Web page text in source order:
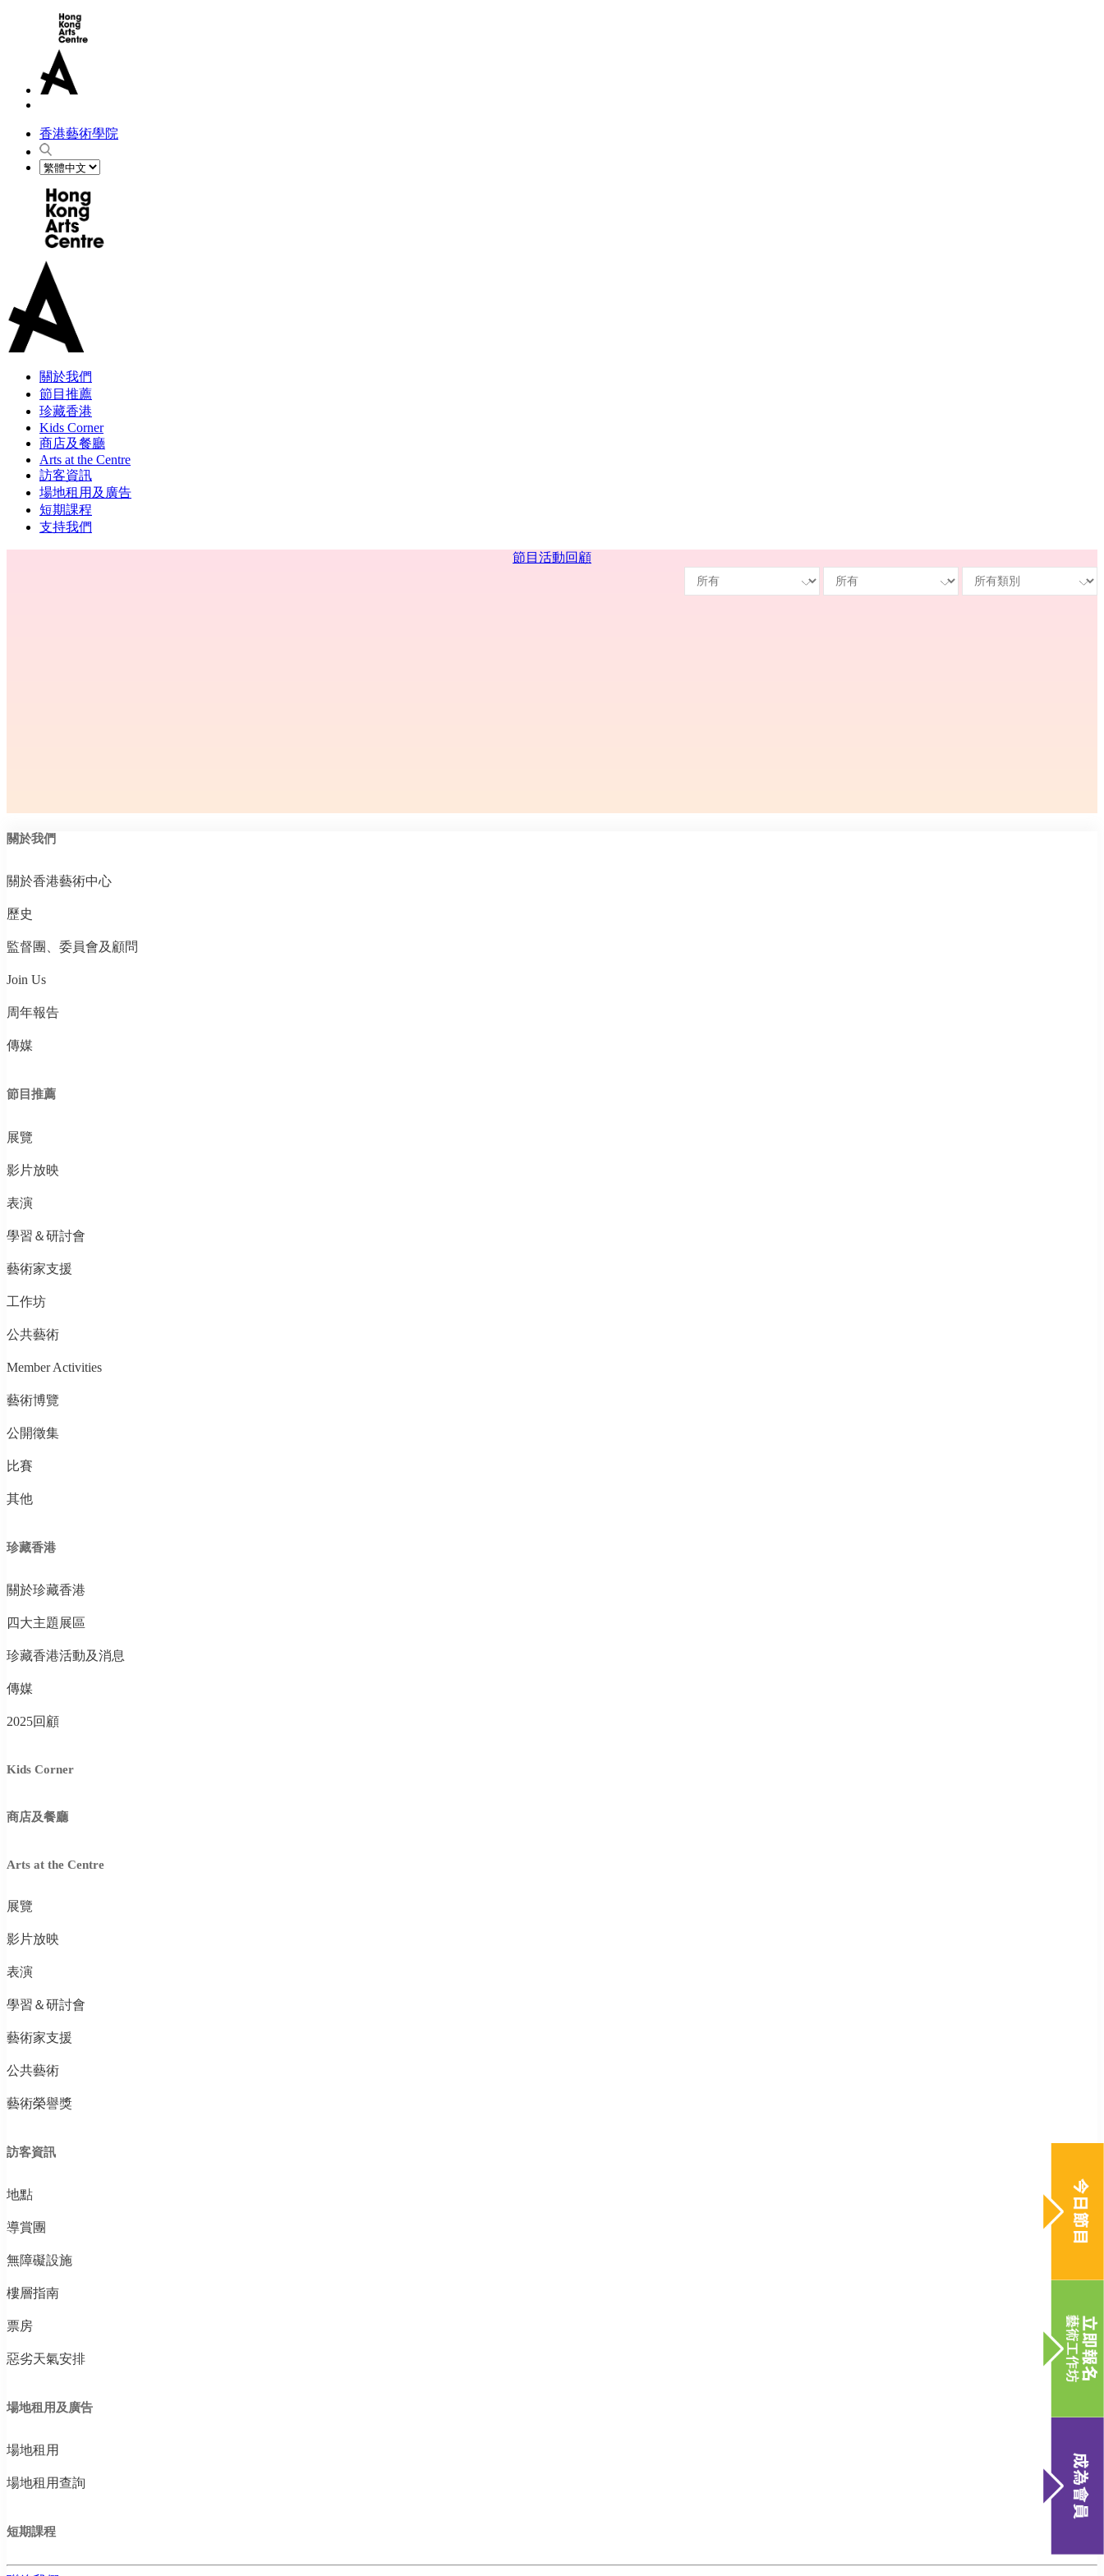
香港藝術學院
關於我們
節目推薦
珍藏香港
Kids Corner
商店及餐廳
Arts at the Centre
訪客資訊
場地租用及廣告
短期課程
支持我們
節目 活動回顧
關於我們
關於香港藝術中心
歷史
監督團、委員會及顧問
Join Us
周年報告
傳媒
節目推薦
展覽
影片放映
表演
學習＆研討會
藝術家支援
工作坊
公共藝術
Member Activities
藝術博覽
公開徵集
比賽
其他
珍藏香港
關於珍藏香港
四大主題展區
珍藏香港活動及消息
傳媒
2025回顧
Kids Corner
商店及餐廳
Arts at the Centre
展覽
影片放映
表演
學習＆研討會
藝術家支援
公共藝術
藝術榮譽獎
訪客資訊
地點
導賞團
無障礙設施
樓層指南
票房
惡劣天氣安排
場地租用及廣告
場地租用
場地租用查詢
短期課程